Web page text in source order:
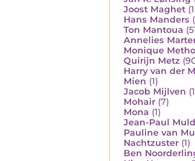
Joost Maghet
Hans Manders
Ton Mantoua
Annelies
Monique
Quirijn Metz
Harry van der
Mien (1)
Jacob Mijlven
Mohair (7)
Mona (1)
Jean-Paul
Pauline van
Nachtzuster (1)
Ben